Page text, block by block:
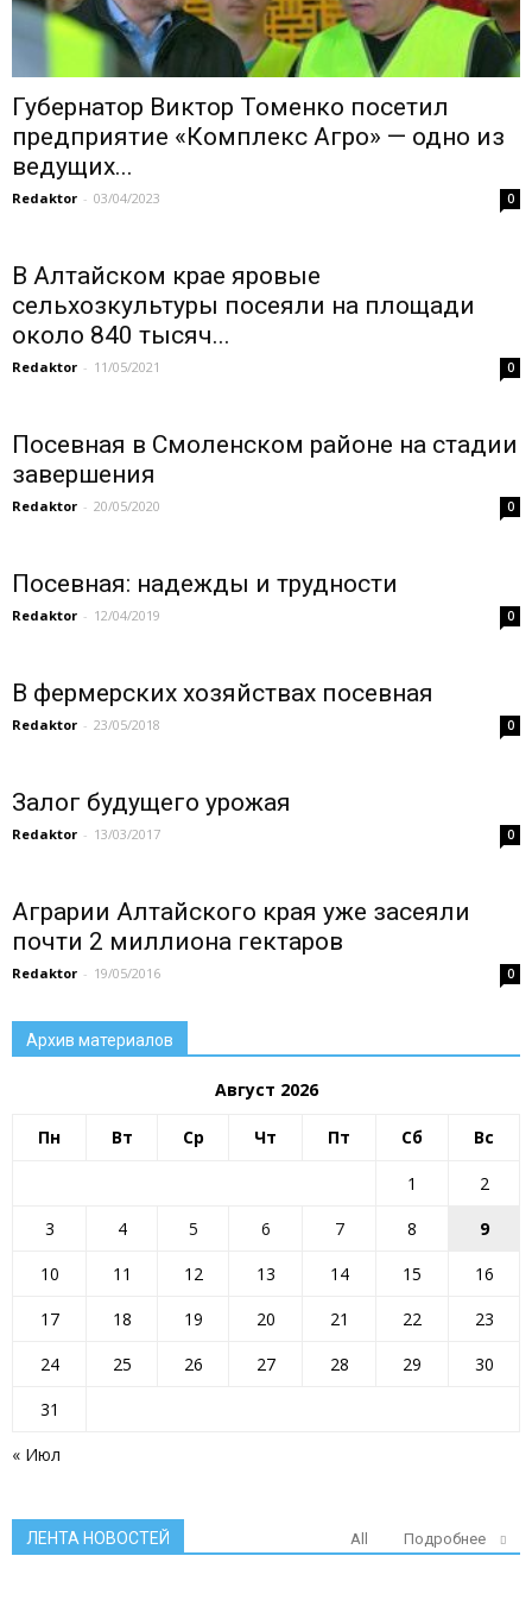
Губернатор Виктор Томенко посетил
предприятие «Комплекс Агро» — одно из
ведущих...
Redaktor - 03/04/2023 0
В Алтайском крае яровые
сельхозкультуры посеяли на площади
около 840 тысяч...
Redaktor - 11/05/2021 0
Посевная в Смоленском районе на стадии
завершения
Redaktor - 20/05/2020 0
Посевная: надежды и трудности
Redaktor - 12/04/2019 0
В фермерских хозяйствах посевная
Redaktor - 23/05/2018 0
Залог будущего урожая
Redaktor - 13/03/2017 0
Аграрии Алтайского края уже засеяли
почти 2 миллиона гектаров
Redaktor - 19/05/2016 0
Архив материалов
Август 2026
Пн Вт Ср Чт Пт Сб Вс
« Июл
1
2
3
4 5 6 7 8
9
10
11 12 13 14 15
16
17
18 19 20 21 22
23
24
25 26 27 28 29
30
31
ЛЕНТА НОВОСТЕЙ All Подробнее